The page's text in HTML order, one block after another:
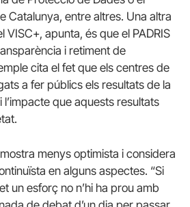
Catalunya, entre altres. Una altra
apunta, és que el PADRIS
i retiment de
cita el fet que els centres de
a fer públics els resultats de la
l’impacte que aquests resultats
menys optimista i considera
en alguns aspectes. “Si
un esforç no n’hi ha prou amb